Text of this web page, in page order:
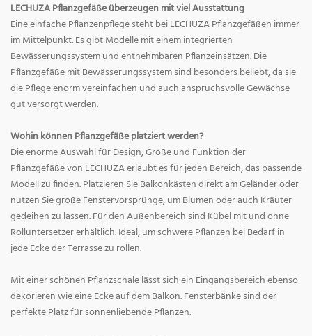
LECHUZA Pflanzgefäße überzeugen mit viel Ausstattung
Eine einfache Pflanzenpflege steht bei LECHUZA Pflanzgefäßen immer
im Mittelpunkt. Es gibt Modelle mit einem integrierten
Bewässerungssystem und entnehmbaren Pflanzeinsätzen. Die
Pflanzgefäße mit Bewässerungssystem sind besonders beliebt, da sie
die Pflege enorm vereinfachen und auch anspruchsvolle Gewächse
gut versorgt werden.
Wohin können Pflanzgefäße platziert werden?
Die enorme Auswahl für Design, Größe und Funktion der
Pflanzgefäße von LECHUZA erlaubt es für jeden Bereich, das passende
Modell zu finden. Platzieren Sie Balkonkästen direkt am Geländer oder
nutzen Sie große Fenstervorsprünge, um Blumen oder auch Kräuter
gedeihen zu lassen. Für den Außenbereich sind Kübel mit und ohne
Rolluntersetzer erhältlich. Ideal, um schwere Pflanzen bei Bedarf in
jede Ecke der Terrasse zu rollen.
Mit einer schönen Pflanzschale lässt sich ein Eingangsbereich ebenso
dekorieren wie eine Ecke auf dem Balkon. Fensterbänke sind der
perfekte Platz für sonnenliebende Pflanzen.